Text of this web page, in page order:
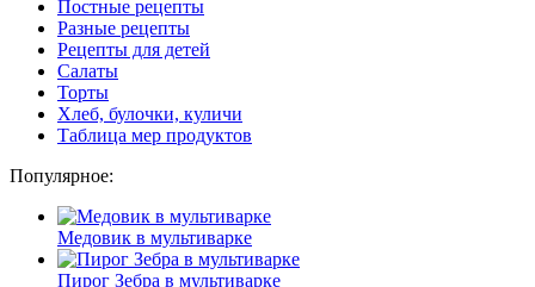
Постные рецепты
Разные рецепты
Рецепты для детей
Салаты
Торты
Хлеб, булочки, куличи
Таблица мер продуктов
Популярное:
Медовик в мультиварке
Пирог Зебра в мультиварке